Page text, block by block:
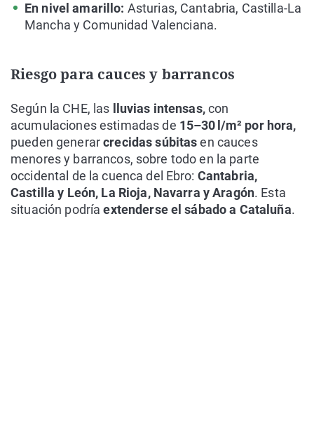
En nivel amarillo: Asturias, Cantabria, Castilla-La
Mancha y Comunidad Valenciana.
Riesgo para cauces y barrancos
Según la CHE, las lluvias intensas,con
acumulaciones estimadas de 15–30 l/m² por hora,
pueden generarcrecidas súbitasen cauces
menores y barrancos, sobre todo en la parte
occidental de la cuenca del Ebro: Cantabria,
Castilla y León, La Rioja, Navarra y Aragón. Esta
situación podríaextenderse el sábado a Cataluña.